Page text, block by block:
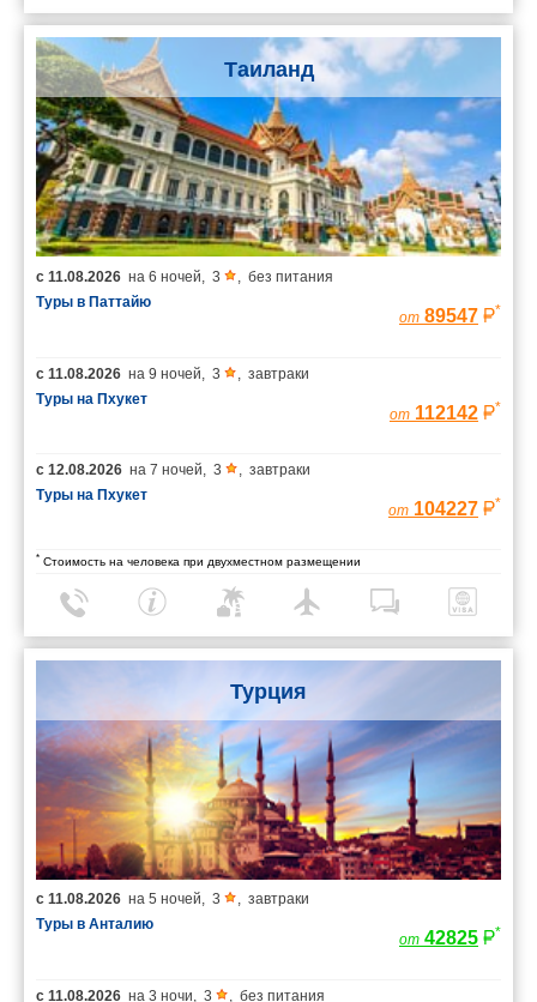
Таиланд
с 11.08.2026 на 6 ночей 3
без питания
Туры в Паттайю
от 89547 *
с 11.08.2026 на 9 ночей 3
завтраки
Туры на Пхукет
от 112142 *
с 12.08.2026 на 7 ночей 3
завтраки
Туры на Пхукет
от 104227 *
* Стоимость на человека при двухместном размещении
Турция
с 11.08.2026 на 5 ночей, 3 , завтраки
Туры в Анталию
от 42825 *
с 11.08.2026 на 3 ночи, 3 , без питания